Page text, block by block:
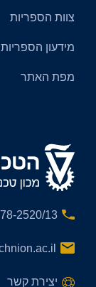
צוות הספריות
מידעון הספריות
מפת האתר
2520/13
יצירת קשר